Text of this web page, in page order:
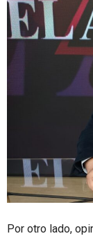
Por otro lado,